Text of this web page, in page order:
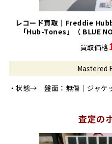
レコード買取｜Freddie
「Hub-Tones」（ BLUE
買取価格
Mastered
・状態→ 盤面：無傷｜ジャケ
査定の